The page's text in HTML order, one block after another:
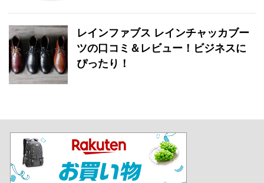
レインファブス レインチャッカブー
ツの口コミ＆レビュー！ビジネスに
ぴったり！